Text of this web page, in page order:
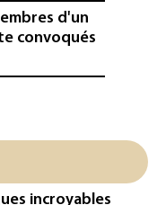
d'un
convoqués
VI"
Netflix le
un chantier
revitaliser
incroyables